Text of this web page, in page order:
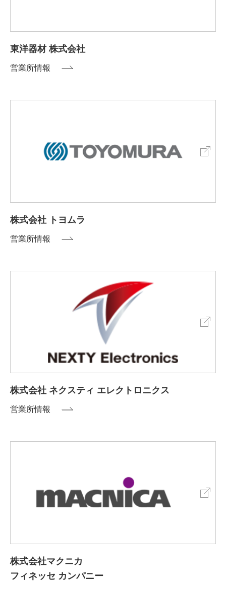
東洋器材 株式会社
営業所情報
株式会社 トヨムラ
営業所情報
株式会社 ネクスティ エレクトロニクス
営業所情報
株式会社マクニカ
フィネッセ カンパニー